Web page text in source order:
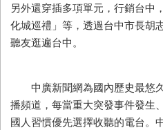
另外還穿插多項單元，行銷台中
化城巡禮」等，透過台中市長胡
聽友逛遍台中。
中廣新聞網為國內歷史最悠
播頻道，每當重大突發事件發生
國人習慣優先選擇收聽的電台。